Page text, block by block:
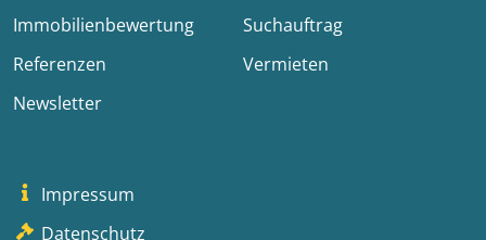
Immobilienbewertung
Suchauftrag
Referenzen
Vermieten
Newsletter
Impressum
Datenschutz